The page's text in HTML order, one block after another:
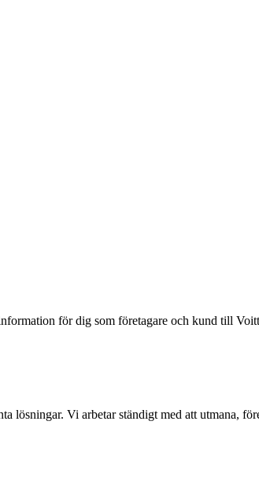
för dig som företagare och kund till
Vi arbetar ständigt med att utmana,